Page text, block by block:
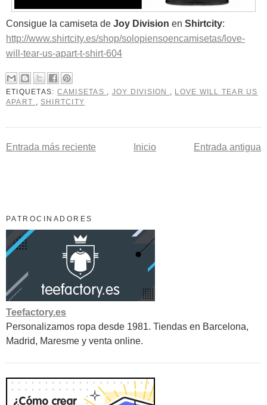
Consigue la camiseta de Joy Division en Shirtcity:
http://www.shirtcity.es/shop/solopiensoencamisetas/love-
will-tear-us-apart-t-shirt-604
ETIQUETAS: CAMISETAS JOY DIVISION
LOVE WILL TEAR US
APART
SHIRTCITY
Entrada más reciente Entrada antigua
Inicio
PATROCINADORES
Teefactory.es
Personalizamos ropa desde 1981. Tiendas en Barcelona,
Madrid, Maresme y venta online.